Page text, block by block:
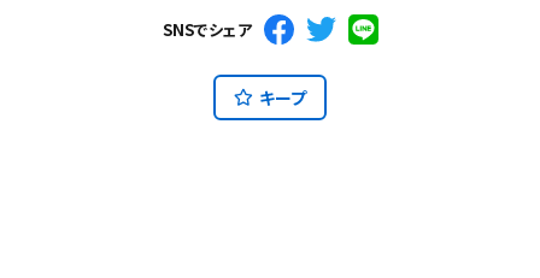
SNSでシェア
キープ